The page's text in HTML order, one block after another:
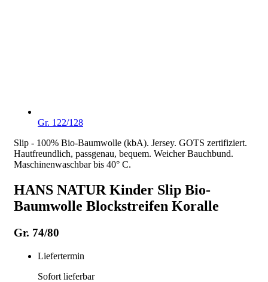
Gr. 122/128
Slip - 100% Bio-Baumwolle (kbA). Jersey. GOTS zertifiziert.
Hautfreundlich, passgenau, bequem. Weicher Bauchbund.
Maschinenwaschbar bis 40° C.
HANS NATUR Kinder Slip Bio-
Baumwolle Blockstreifen Koralle
Gr. 74/80
Liefertermin
Sofort lieferbar